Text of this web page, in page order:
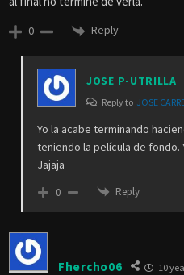
0 Reply
JOSE P-UTRILLA
Reply to JOSE
Yo la acabe terminando
teniendo la película de fondo.
Jajaja
0 Reply
Fhercho06 10